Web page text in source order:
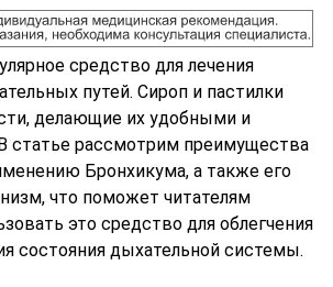
средство для лечения
путей. Сироп и пастилки
делающие их удобными и
рассмотрим преимущества
Бронхикума, а также его
что поможет читателям
это средство для облегчения
состояния дыхательной системы.